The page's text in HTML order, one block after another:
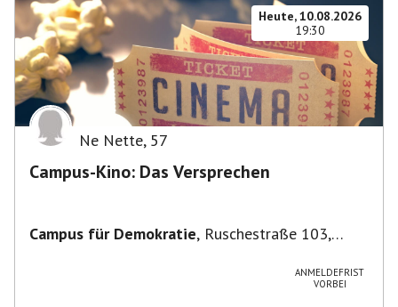
Heute, 10.08.2026
19:30
Ne Nette, 57
Campus-Kino: Das Versprechen
Campus für Demokratie, Ruschestraße 103,
ANMELDEFRIST
VORBEI